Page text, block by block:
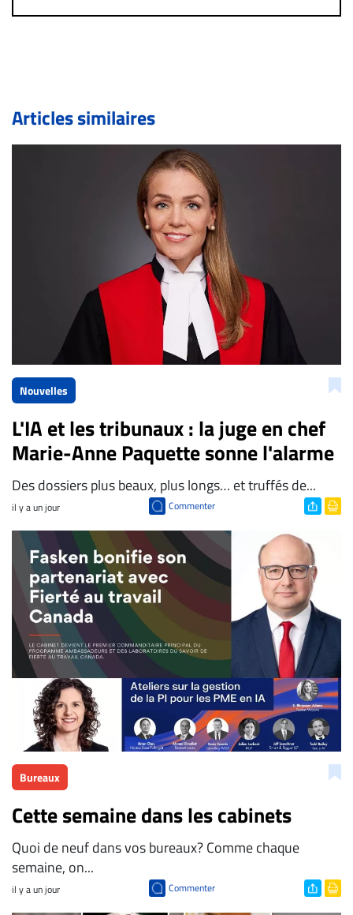
immédiatement contact par courriel (info@droit-
de validation, un droit de réponse.
Bien à vous,
La Rédaction de Droit-inc.com
Articles similaires
Nouvelles
L'IA et les tribunaux : la juge en chef
Marie-Anne Paquette sonne l'alarme
Des dossiers plus beaux, plus longs… et truffés de...
il y a un jour Commenter
Bureaux
Cette semaine dans les cabinets
Quoi de neuf dans vos bureaux? Comme chaque
semaine, on...
il y a un jour Commenter